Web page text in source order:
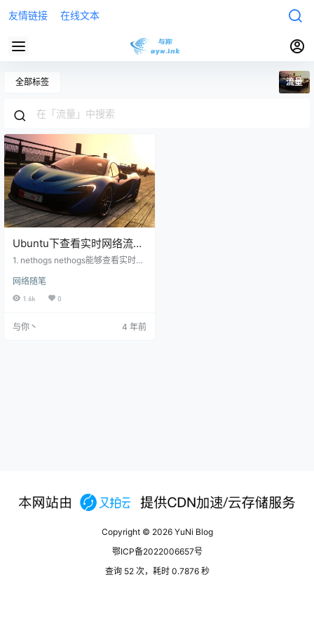
友情链接 在线文本
全部标签 流量
Ubuntu下查看实时网络流量
的几种方法
1. nethogs nethogs能够查看实时进
all nethogs 查看网络状态： nethog
s eth0 即 nethogs + 网卡名称，双
网卡带宽占用。 这个软件能显示当
网络随笔
1.6k 0
与你丶 4 年前
Copyright © 2026YuNi Blog
鄂ICP备2022006657号
查询 52 次，耗时 0.7876 秒